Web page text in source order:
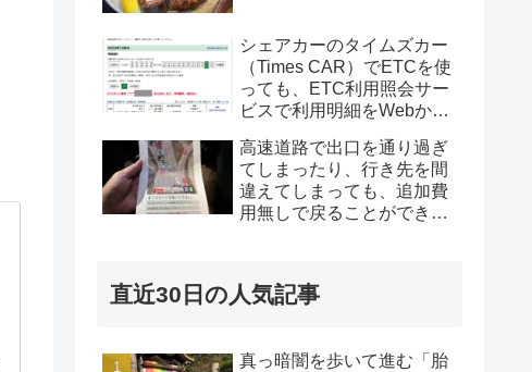
シェアカーのタイムズカー
（Times CAR）でETCを使
っても、ETC利用照会サー
ビスで利用明細をWebから
器で使用した際にも！
高速道路で出口を通り過ぎ
てしまったり、行き先を間
違えてしまっても、追加費
用無しで戻ることができ
直近30日の人気記事
真っ暗闇を歩いて進む「胎